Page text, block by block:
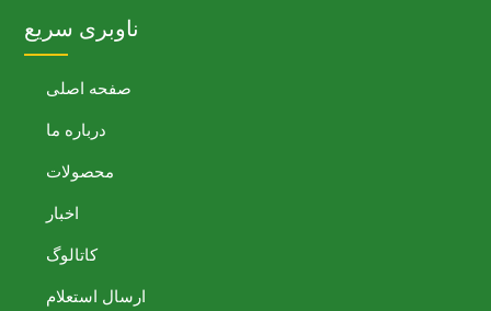
ناوبری سریع
صفحه اصلی
درباره ما
محصولات
اخبار
کاتالوگ
ارسال استعلام